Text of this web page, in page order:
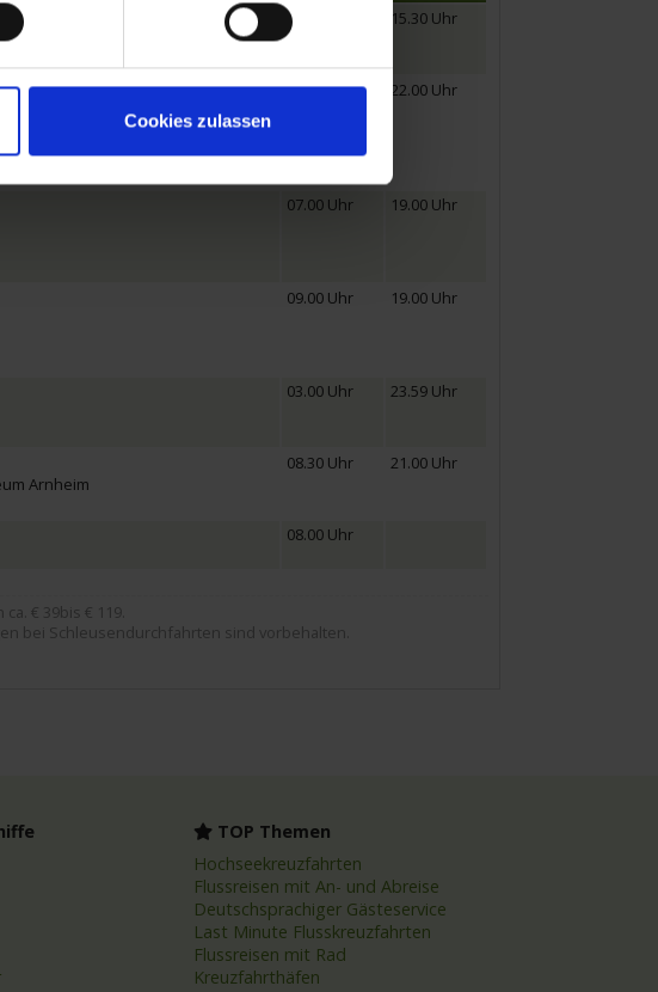
Cookies zulassen
15.30 Uhr
09.30 Uhr 22.00 Uhr
07.00 Uhr 19.00 Uhr
09.00 Uhr 19.00 Uhr
03.00 Uhr 23.59 Uhr
Arnheim
08.30 Uhr 21.00 Uhr
08.00 Uhr
€ 39bis € 119.
bei Schleusendurchfahrten sind vorbehalten.
TOP Themen
Hochseekreuzfahrten
Flussreisen mit An- und Abreise
Deutschsprachiger Gästeservice
Last Minute Flusskreuzfahrten
Flussreisen mit Rad
Kreuzfahrthäfen